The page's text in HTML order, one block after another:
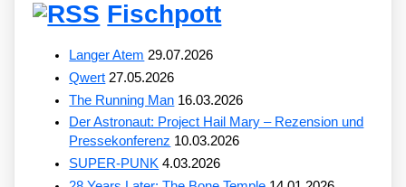
Fischpott
Langer Atem 29.07.2026
Qwert 27.05.2026
The Running Man 16.03.2026
Der Astronaut: Project Hail Mary – Rezension und
Pressekonferenz 10.03.2026
SUPER-PUNK 4.03.2026